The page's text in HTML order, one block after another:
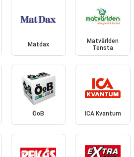
Matdax
Matvärlden
Tensta
ÖoB ICA Kvantum